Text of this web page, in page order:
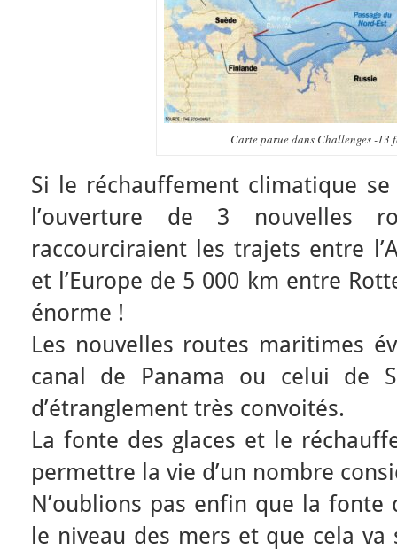
Carte parue dans Challenges -13
Si le réchauffement climatique
l’ouverture de 3 nouvelles
raccourciraient les trajets entre
et l’Europe de 5 000 km entre
énorme !
Les nouvelles routes maritimes
canal de Panama ou celui de
d’étranglement très convoités.
La fonte des glaces et le
permettre la vie d’un nombre
N’oublions pas enfin que la fonte
le niveau des mers et que cela